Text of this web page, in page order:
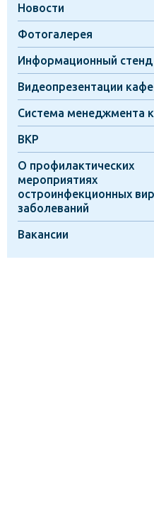
Новости
Фотогалерея
Информационный стенд
Видеопрезентации
Система менеджмента
ВКР
О профилактических
мероприятиях
остроинфекционных
заболеваний
Вакансии